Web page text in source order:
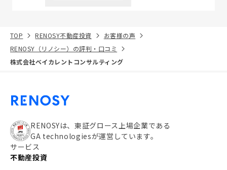
TOP RENOSY不動産投資
お客様の声
RENOSY（リノシー）の評判・口コミ
株式会社ベイカレントコンサルティング
RENOSYは、東証グロース上場企業である
GA technologiesが運営しています。
サービス
不動産投資